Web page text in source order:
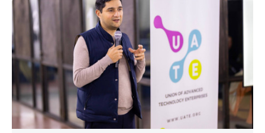
ցանց», «Բիզնես-ակտիվ», «Էքսկլյուզիվ Բիզնես»,
«Լավագույն գործընկեր»